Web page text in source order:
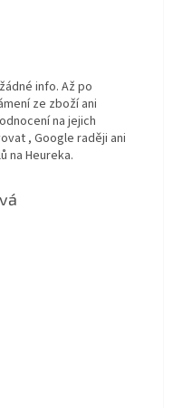
5 hvězdiček.
info. Až po
ze zboží ani
na jejich
, Google raději ani
na Heureka.
5 hvězdiček.
5 hvězdiček.
5 hvězdiček.